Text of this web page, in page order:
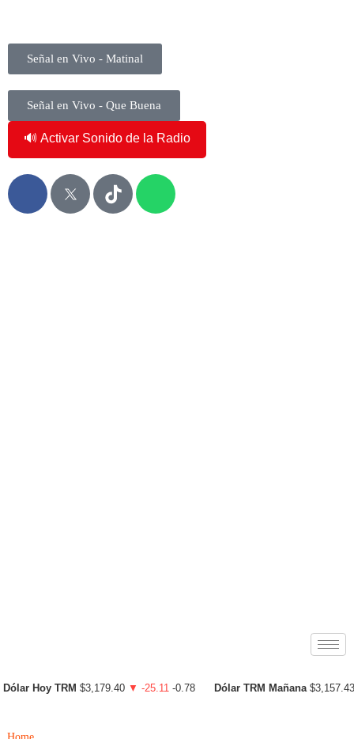
Señal en Vivo - Matinal
Señal en Vivo - Que Buena
🔊 Activar Sonido de la Radio
Dólar Hoy TRM $3,179.40 ▼ -25.11 -0.78 Dólar TRM Mañana $3,157.43